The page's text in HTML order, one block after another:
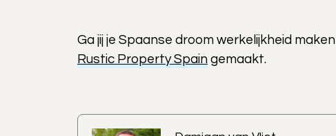
Ga jij je Spaanse droom werkelijkheid
Rustic Property Spain gemaakt.